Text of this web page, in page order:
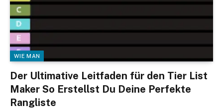
WIE MAN
Der Ultimative Leitfaden für den Tier List
Maker So Erstellst Du Deine Perfekte
Rangliste